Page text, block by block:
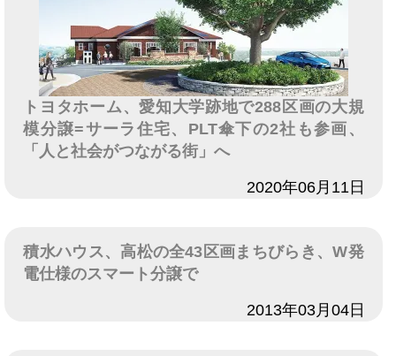
トヨタホーム、愛知大学跡地で288区画の大規
模分譲=サーラ住宅、PLT傘下の2社も参画、
「人と社会がつながる街」へ
2020年06月11日
積水ハウス、高松の全43区画まちびらき、W発
電仕様のスマート分譲で
2013年03月04日